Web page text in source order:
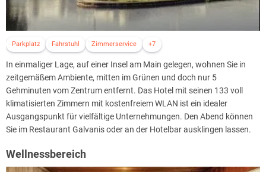
Parkplatz Fahrstuhl Zimmerservice +7
In einmaliger Lage, auf einer Insel am Main gelegen, wohnen Sie in
zeitgemäßem Ambiente, mitten im Grünen und doch nur 5
Gehminuten vom Zentrum entfernt. Das Hotel mit seinen 133 voll
klimatisierten Zimmern mit kostenfreiem WLAN ist ein idealer
Ausgangspunkt für vielfältige Unternehmungen. Den Abend können
Sie im Restaurant Galvanis oder an der Hotelbar ausklingen lassen.
Wellnessbereich